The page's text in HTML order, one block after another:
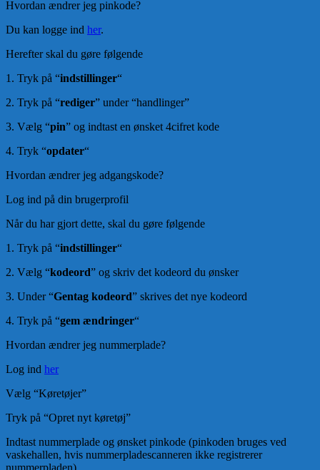
Hvordan ændrer jeg pinkode?
Du kan logge ind her.
Herefter skal du gøre følgende
1. Tryk på “indstillinger“
2. Tryk på “rediger” under “handlinger”
3. Vælg “pin” og indtast en ønsket 4cifret kode
4. Tryk “opdater“
Hvordan ændrer jeg adgangskode?
Log ind på din brugerprofil
Når du har gjort dette, skal du gøre følgende
1. Tryk på “indstillinger“
2. Vælg “kodeord” og skriv det kodeord du ønsker
3. Under “Gentag kodeord” skrives det nye kodeord
4. Tryk på “gem ændringer“
Hvordan ændrer jeg nummerplade?
Log ind her
Vælg “Køretøjer”
Tryk på “Opret nyt køretøj”
Indtast nummerplade og ønsket pinkode (pinkoden bruges ved
vaskehallen, hvis nummerpladescanneren ikke registrerer
nummerpladen)